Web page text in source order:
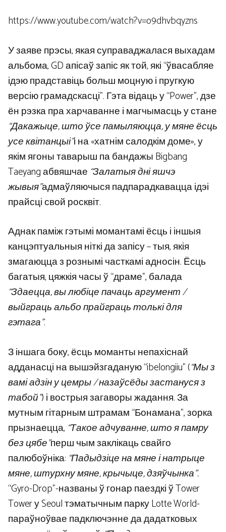
https://www.youtube.com/watch?v=o9dhvbqyzns
У заяве прэсы, якая суправаджалася выхадам
альбома, GD апісаў запіс як той, які “ўвасабляе
ідэю прадставіць больш моцную і пругкую
версію грамадскасці”. Гэта відаць у “Power”, дзе
ён рэзка пра харчаванне і магчымасць у стане
“Дакажыце, што ўсе памыляюцца, у мяне ёсць
усе квітанцыі”і на «хатнім салодкім доме», у
якім ягоны таварыш па бандажы Bigbang
Taeyang абвяшчае “Залатыя дні яшчэ
жывыя”адмаўляючыся падпарадкавацца ідэі
прайсці свой росквіт.
Аднак паміж гэтымі момантамі ёсць і іншыя
канцэптуальныя ніткі да запісу – тыя, якія
змагаюцца з рознымі часткамі адносін. Ёсць
багатыя, цяжкія часы ў “драме”, балада
“Здаецца, вы любіце пачаць аргумент /
выйграць альбо прайграць толькі для
гэтага”.
З іншага боку, ёсць моманты непахіснай
адданасці на вышэйзгаданую “ibelongiiu” (“Мы з
вамі адзін у цемры / назаўсёды застануся з
табой”) і вострыя загаворы жадання. За
мутным гітарным штрамам “Бонамана”, зорка
прызнаецца, “Такое адчуванне, што я памру
без цябе”перш чым заклікаць свайго
палюбоўніка: “Падыдзіце на мяне і натрыце
мяне, штурхну мяне, крычыце, дзяўчынка”.
“Gyro-Drop”-названы ў гонар паездкі ў Tower
Tower у Seoul тэматычным парку Lotte World-
параўноўвае падключэнне да дадатковых